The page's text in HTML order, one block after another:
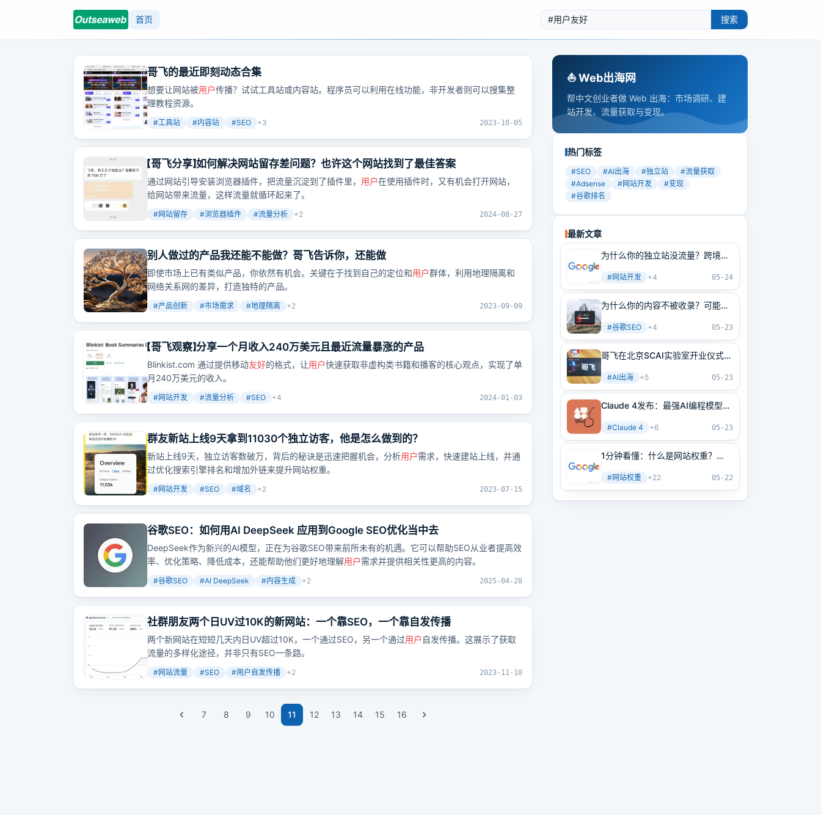
首页 搜索
哥飞的最近即刻动态合集
想要让网站被用户传播？试试工具站或内容站。程序员可以利用在线功能，非开发者则可以搜集整
理教程资源。
#工具站 #内容站 #SEO +3 2023-10-05
【哥飞分享】如何解决网站留存差问题？也许这个网站找到了最佳答案
通过网站引导安装浏览器插件，把流量沉淀到了插件里， 用户在使用插件时，又有机会打开网站，
给网站带来流量，这样流量就循环起来了。
#网站留存 #浏览器插件 #流量分析 +2 2024-08-27
别人做过的产品我还能不能做？哥飞告诉你，还能做
即使市场上已有类似产品，你依然有机会。关键在于找到自己的定位和用户群体，利用地理隔离和
网络关系网的差异，打造独特的产品。
#产品创新 #市场需求 #地理隔离 +2 2023-09-09
【哥飞观察】分享一个月收入240万美元且最近流量暴涨的产品
Blinkist.com 通过提供移动友好的格式，让用户快速获取非虚构类书籍和播客的核心观点，实现了单
月240万美元的收入。
#网站开发 #流量分析 #SEO +4 2024-01-03
群友新站上线9天拿到11030个独立访客，他是怎么做到的？
新站上线9天，独立访客数破万，背后的秘诀是迅速把握机会，分析用户需求，快速建站上线，并通
过优化搜索引擎排名和增加外链来提升网站权重。
#网站开发 #SEO #域名 +2 2023-07-15
谷歌SEO：如何用AI DeepSeek 应用到Google SEO优化当中去
DeepSeek作为新兴的AI模型，正在为谷歌SEO带来前所未有的机遇。它可以帮助SEO从业者提高效
率、优化策略、降低成本，还能帮助他们更好地理解用户需求并提供相关性更高的内容。
#谷歌SEO #AI DeepSeek #内容生成 +2 2025-04-28
社群朋友两个日UV过10K的新网站：一个靠SEO，一个靠自发传播
两个新网站在短短几天内日UV超过10K，一个通过SEO，另一个通过用户 自发传播。这展示了获取
流量的多样化途径，并非只有SEO一条路。
#网站流量 #SEO #用户自发传播 +2 2023-11-10
7 8 9 10 11 12 13 14 15 16
⛵️ Web出海网
帮中文创业者做 Web 出海：市场调研、建
站开发、流量获取与变现。
热门标签
#SEO #AI出海 #独立站 #流量获取
#Adsense #网站开发 #变现
#谷歌排名
最新文章
为什么你的独立站没流量？跨境卖
#网站开发 +4 05-24
为什么你的内容不被收录？可能是
方法
#谷歌SEO +4 05-23
哥飞在北京SCAI实验室开业仪式上
#AI出海 +5 05-23
Claude 4发布：最强AI编程模型
#Claude 4 +6 05-23
1分钟看懂：什么是网站权重？
南（原创不易）
#网站权重 +22 05-22